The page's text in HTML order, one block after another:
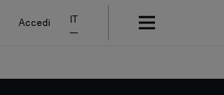
Accedi IT